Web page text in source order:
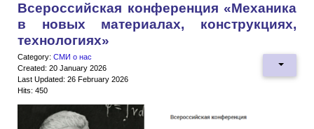
Всероссийская конференция «Механика
в новых материалах, конструкциях,
технологиях»
Category: СМИ о нас
Created: 20 January 2026
Last Updated: 26 February 2026
Hits: 450